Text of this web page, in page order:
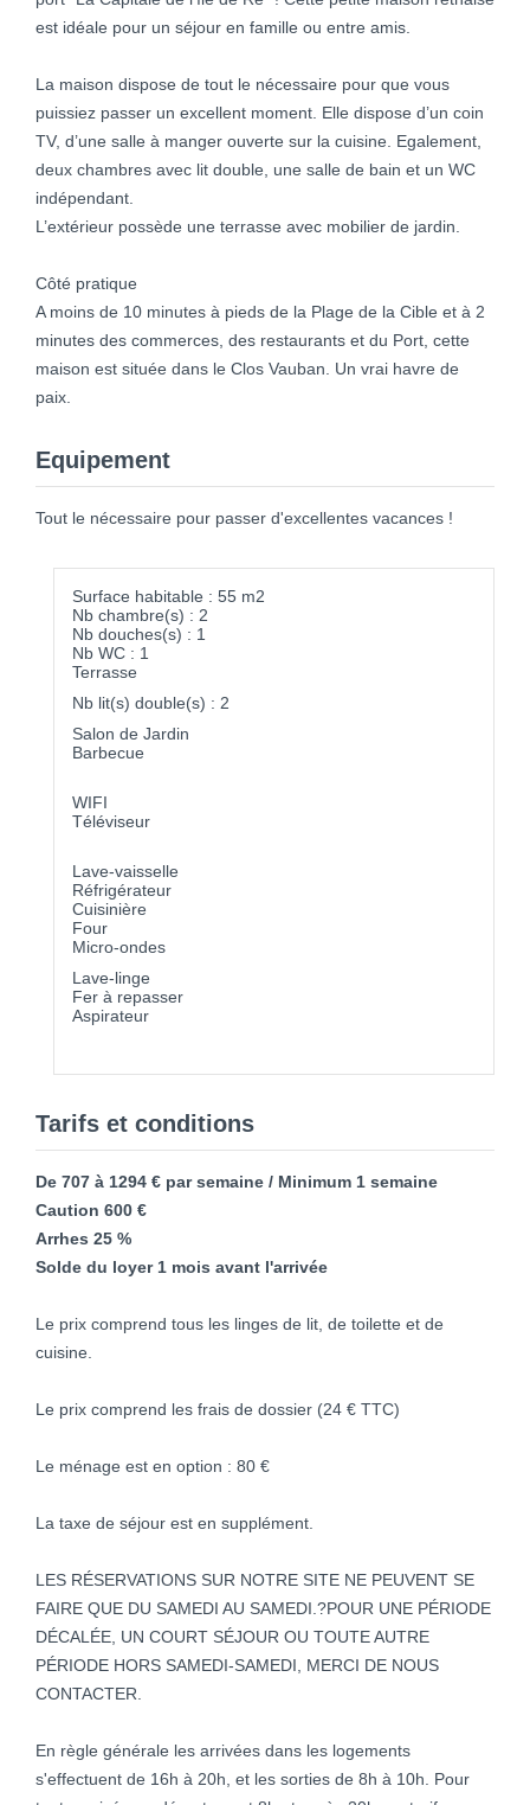
est idéale pour un séjour en famille ou entre amis.
La maison dispose de tout le nécessaire pour que vous
puissiez passer un excellent moment. Elle dispose d’un coin
TV, d’une salle à manger ouverte sur la cuisine. Egalement,
deux chambres avec lit double, une salle de bain et un WC
indépendant.
L’extérieur possède une terrasse avec mobilier de jardin.
Côté pratique
A moins de 10 minutes à pieds de la Plage de la Cible et à 2
minutes des commerces, des restaurants et du Port, cette
maison est située dans le Clos Vauban. Un vrai havre de
paix.
Equipement
Tout le nécessaire pour passer d'excellentes vacances !
Surface habitable : 55 m2
Nb chambre(s) : 2
Nb douches(s) : 1
Nb WC : 1
Terrasse
Nb lit(s) double(s) : 2
Salon de Jardin
Barbecue
WIFI
Téléviseur
Lave-vaisselle
Réfrigérateur
Cuisinière
Four
Micro-ondes
Lave-linge
Fer à repasser
Aspirateur
Tarifs et conditions
De 707 à 1294 € par semaine / Minimum 1 semaine
Caution 600 €
Arrhes 25 %
Solde du loyer 1 mois avant l'arrivée
Le prix comprend tous les linges de lit, de toilette et de
cuisine.
Le prix comprend les frais de dossier (24 € TTC)
Le ménage est en option : 80 €
La taxe de séjour est en supplément.
LES RÉSERVATIONS SUR NOTRE SITE NE PEUVENT SE
FAIRE QUE DU SAMEDI AU SAMEDI.?POUR UNE PÉRIODE
DÉCALÉE, UN COURT SÉJOUR OU TOUTE AUTRE
PÉRIODE HORS SAMEDI-SAMEDI, MERCI DE NOUS
CONTACTER.
En règle générale les arrivées dans les logements
s'effectuent de 16h à 20h, et les sorties de 8h à 10h. Pour